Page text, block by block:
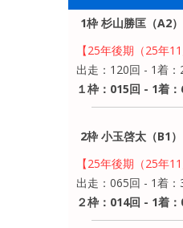
1枠 杉山勝匡（A2）
【25年後期（25年
出走：120回 - 1着
１枠：015回 - 1着
2枠 小玉啓太（B1）
【25年後期（25年
出走：065回 - 1着
２枠：014回 - 1着